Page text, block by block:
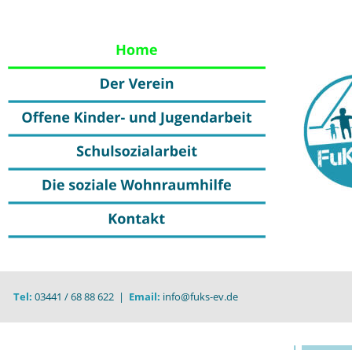
Tel: 03441 / 68 88 622  | Email: info@fuks-ev.de